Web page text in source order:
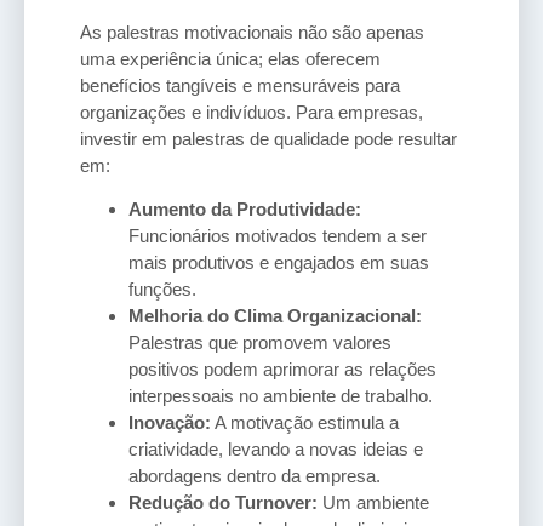
As palestras motivacionais não são apenas
uma experiência única; elas oferecem
benefícios tangíveis e mensuráveis para
organizações e indivíduos. Para empresas,
investir em palestras de qualidade pode resultar
em:
Aumento da Produtividade:
Funcionários motivados tendem a ser
mais produtivos e engajados em suas
funções.
Melhoria do Clima Organizacional:
Palestras que promovem valores
positivos podem aprimorar as relações
interpessoais no ambiente de trabalho.
Inovação: A motivação estimula a
criatividade, levando a novas ideias e
abordagens dentro da empresa.
Redução do Turnover: Um ambiente